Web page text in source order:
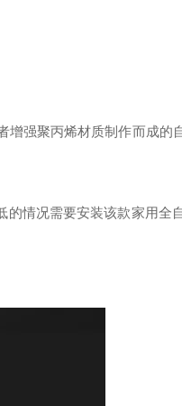
增强聚丙烯材质制作而成的
情况需要安装该款家用全